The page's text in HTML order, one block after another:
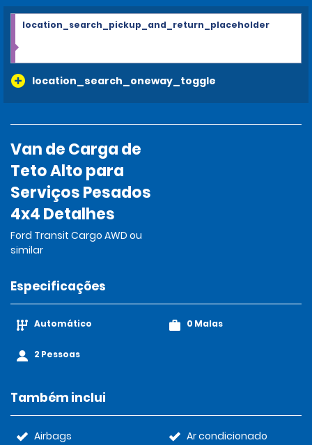
location_search_oneway_toggle
location_search_pickup_and_return_placeholder
Van de Carga de
Teto Alto para
Serviços Pesados
4x4 Detalhes
Ford Transit Cargo AWD ou
similar
Especificações
Automático
2 Pessoas
0 Malas
Também inclui
Airbags
Ar condicionado